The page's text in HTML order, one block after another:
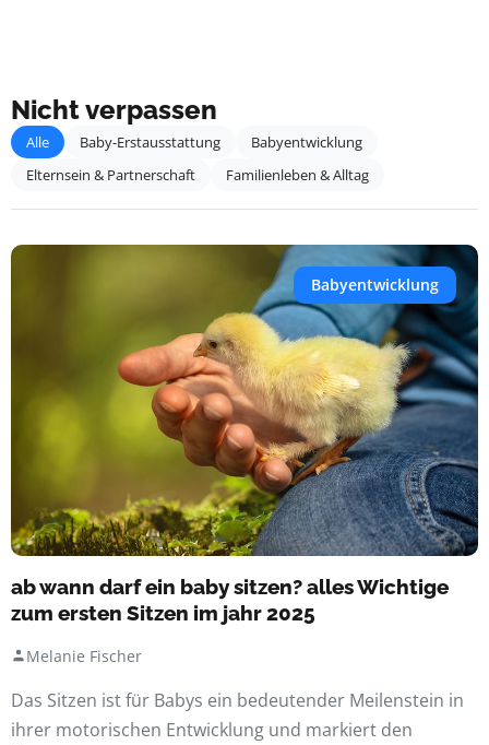
Nicht verpassen
Alle Baby-Erstausstattung
Babyentwicklung
Elternsein & Partnerschaft
Familienleben & Alltag
Babyentwicklung
ab wann darf ein baby sitzen? alles Wichtige
zum ersten Sitzen im jahr 2025
Melanie Fischer
Das Sitzen ist für Babys ein bedeutender Meilenstein in
ihrer motorischen Entwicklung und markiert den